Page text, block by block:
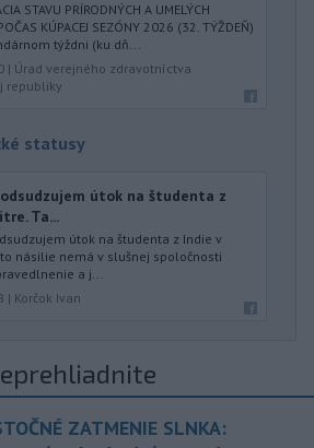
STAVU PRÍRODNÝCH A UMELÝCH
KÚPACEJ SEZÓNY 2026 (32. TÝŽDEŇ)
týždni (ku dň...
| Úrad verejného zdravotníctva
republiky
statusy
útok na študenta z
Ta...
útok na študenta z Indie v
násilie nemá v slušnej spoločnosti
a j...
| Korčok Ivan
ZATMENIE SLNKA: